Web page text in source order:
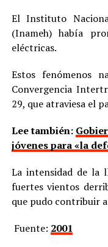
El Instituto
(Inameh) había
eléctricas.
Estos fenómenos
Convergencia
29, que atraviesa el
Lee también:
jóvenes para «la
La intensidad de la
fuertes vientos
que pudo contribuir
Fuente: 2001